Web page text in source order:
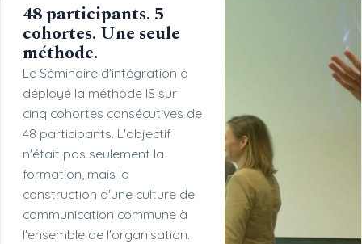
48 participants. 5
cohortes. Une seule
méthode.
Le Séminaire d'intégration a
déployé la méthode IS sur
cinq cohortes consécutives de
48 participants. L'objectif
n'était pas seulement la
formation, mais la
construction d'une culture de
communication commune à
l'ensemble de l'organisation.